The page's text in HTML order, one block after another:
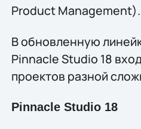
Product Management).
В обновлeнную
Pinnacle Studio 18
проектов разной
Pinnacle Studio 18